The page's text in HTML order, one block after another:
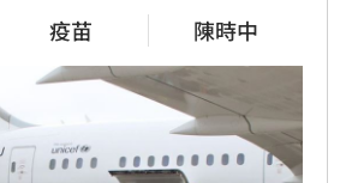
疫苗 陳時中